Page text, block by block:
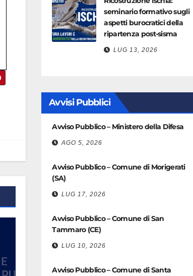
seminario formativo sugli
aspetti burocratici della
ripartenza post-sisma
LUG 13, 2026
Avvisi Pubblici
Avviso Pubblico – Ministero della Difesa
AGO 5, 2026
Avviso Pubblico – Comune di Morigerati
(SA)
LUG 17, 2026
Avviso Pubblico – Comune di San
Tammaro (CE)
LUG 10, 2026
Avviso Pubblico – Comune di Santa